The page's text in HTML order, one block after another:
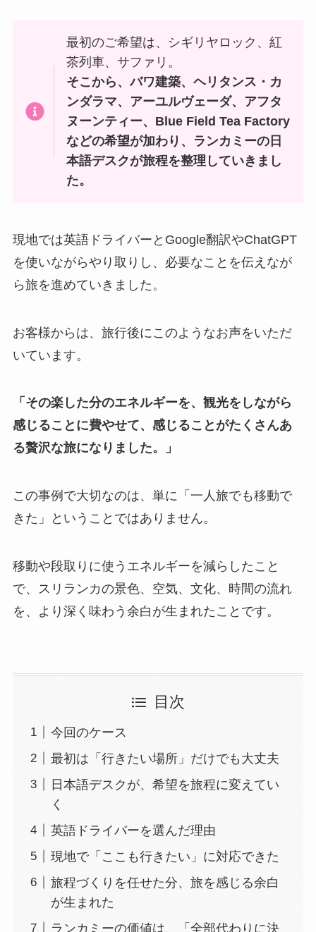
最初のご希望は、シギリヤロック、紅
茶列車、サファリ。
そこから、バワ建築、ヘリタンス・カ
ンダラマ、アーユルヴェーダ、アフタ
ヌーンティー、Blue Field Tea Factory
などの希望が加わり、ランカミーの日
本語デスクが旅程を整理していきまし
た。
現地では英語ドライバーとGoogle翻訳やChatGPT
を使いながらやり取りし、必要なことを伝えなが
ら旅を進めていきました。
お客様からは、旅行後にこのようなお声をいただ
いています。
「その楽した分のエネルギーを、観光をしながら
感じることに費やせて、感じることがたくさんあ
る贅沢な旅になりました。」
この事例で大切なのは、単に「一人旅でも移動で
きた」ということではありません。
移動や段取りに使うエネルギーを減らしたこと
で、スリランカの景色、空気、文化、時間の流れ
を、より深く味わう余白が生まれたことです。
目次
今回のケース
最初は「行きたい場所」だけでも大丈夫
日本語デスクが、希望を旅程に変えてい
く
英語ドライバーを選んだ理由
現地で「ここも行きたい」に対応できた
旅程づくりを任せた分、旅を感じる余白
が生まれた
ランカミーの価値は、「全部代わりに決